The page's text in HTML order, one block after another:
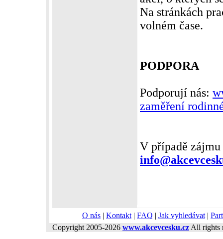
Na stránkách
volném čase.
PODPORA
Podporují nás:
zaměření
V případě
O nás | Kontakt | FAQ | Jak vyhledávat |
Copyright 2005-2026 www.akcevcesku.cz All rights